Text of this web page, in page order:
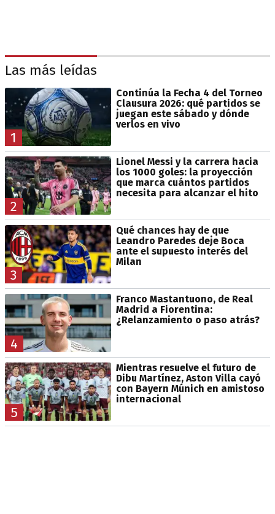
Las más leídas
1
Continúa la Fecha 4 del Torneo
Clausura 2026: qué partidos se
juegan este sábado y dónde
verlos en vivo
2
Lionel Messi y la carrera hacia
los 1000 goles: la proyección
que marca cuántos partidos
necesita para alcanzar el hito
3
Qué chances hay de que
Leandro Paredes deje Boca
ante el supuesto interés del
Milan
4
Franco Mastantuono, de Real
Madrid a Fiorentina:
¿Relanzamiento o paso atrás?
5
Mientras resuelve el futuro de
Dibu Martínez, Aston Villa cayó
con Bayern Múnich en amistoso
internacional